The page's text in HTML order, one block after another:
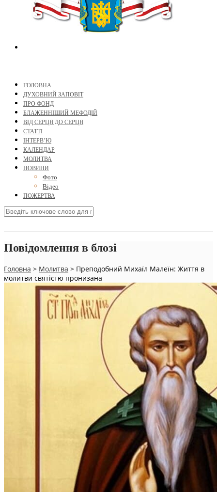
ГОЛОВНА
ДУХОВНИЙ ЗАПОВІТ
ПРО ФОНД
БЛАЖЕННІШИЙ МЕФОДІЙ
ВІД СЕРЦЯ ДО СЕРЦЯ
СТАТТІ
ІНТЕРВ’Ю
КАЛЕНДАР
МОЛИТВА
НОВИНИ
Фото
Відео
ПОЖЕРТВА
Повідомлення в блозі
Головна > Молитва > Преподобний Михаїл Малеїн: Життя в
молитви святістю пронизана